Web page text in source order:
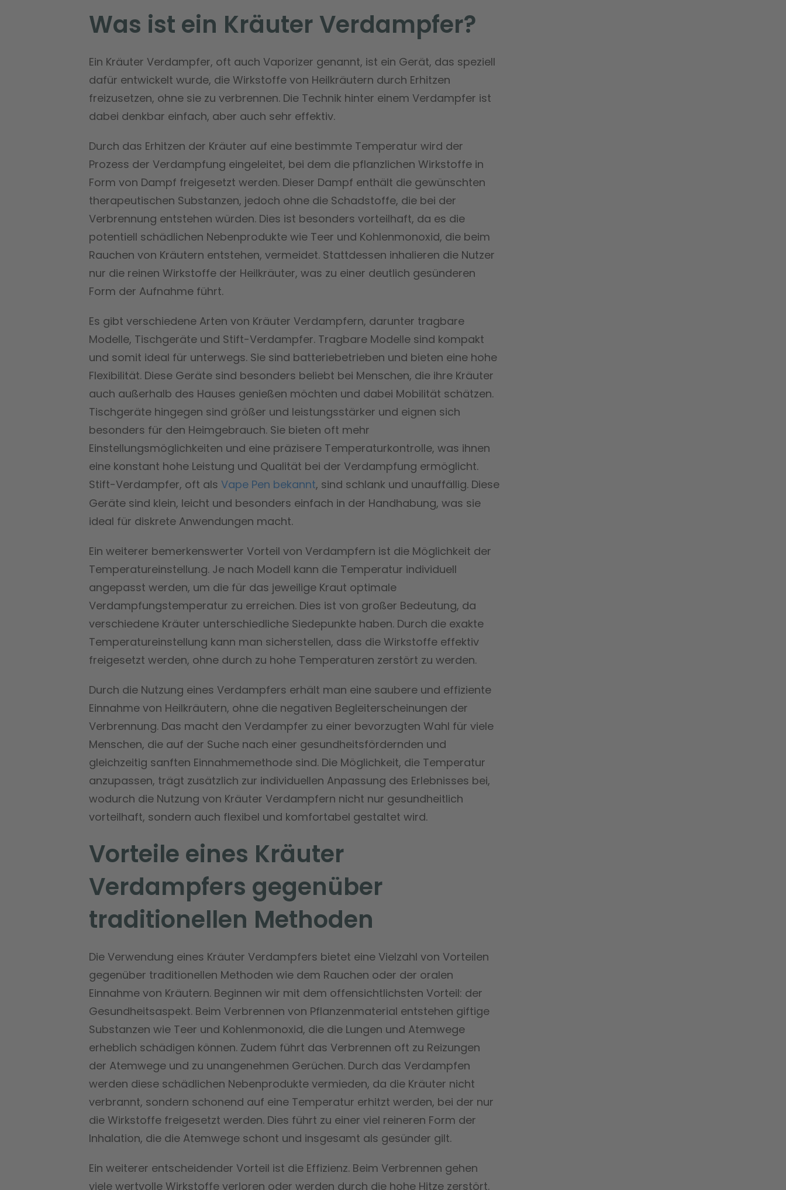
Was ist ein Kräuter Verdampfer?
Ein Kräuter Verdampfer, oft auch Vaporizer genannt, ist ein Gerät, das speziell
dafür entwickelt wurde, die Wirkstoffe von Heilkräutern durch Erhitzen
freizusetzen, ohne sie zu verbrennen. Die Technik hinter einem Verdampfer ist
dabei denkbar einfach, aber auch sehr effektiv.
Durch das Erhitzen der Kräuter auf eine bestimmte Temperatur wird der
Prozess der Verdampfung eingeleitet, bei dem die pflanzlichen Wirkstoffe in
Form von Dampf freigesetzt werden. Dieser Dampf enthält die gewünschten
therapeutischen Substanzen, jedoch ohne die Schadstoffe, die bei der
Verbrennung entstehen würden. Dies ist besonders vorteilhaft, da es die
potentiell schädlichen Nebenprodukte wie Teer und Kohlenmonoxid, die beim
Rauchen von Kräutern entstehen, vermeidet. Stattdessen inhalieren die Nutzer
nur die reinen Wirkstoffe der Heilkräuter, was zu einer deutlich gesünderen
Form der Aufnahme führt.
Es gibt verschiedene Arten von Kräuter Verdampfern, darunter tragbare
Modelle, Tischgeräte und Stift-Verdampfer. Tragbare Modelle sind kompakt
und somit ideal für unterwegs. Sie sind batteriebetrieben und bieten eine hohe
Flexibilität. Diese Geräte sind besonders beliebt bei Menschen, die ihre Kräuter
auch außerhalb des Hauses genießen möchten und dabei Mobilität schätzen.
Tischgeräte hingegen sind größer und leistungsstärker und eignen sich
besonders für den Heimgebrauch. Sie bieten oft mehr
Einstellungsmöglichkeiten und eine präzisere Temperaturkontrolle, was ihnen
eine konstant hohe Leistung und Qualität bei der Verdampfung ermöglicht.
Stift-Verdampfer, oft als Vape Pen bekannt, sind schlank und unauffällig. Diese
Geräte sind klein, leicht und besonders einfach in der Handhabung, was sie
ideal für diskrete Anwendungen macht.
Ein weiterer bemerkenswerter Vorteil von Verdampfern ist die Möglichkeit der
Temperatureinstellung. Je nach Modell kann die Temperatur individuell
angepasst werden, um die für das jeweilige Kraut optimale
Verdampfungstemperatur zu erreichen. Dies ist von großer Bedeutung, da
verschiedene Kräuter unterschiedliche Siedepunkte haben. Durch die exakte
Temperatureinstellung kann man sicherstellen, dass die Wirkstoffe effektiv
freigesetzt werden, ohne durch zu hohe Temperaturen zerstört zu werden.
Durch die Nutzung eines Verdampfers erhält man eine saubere und effiziente
Einnahme von Heilkräutern, ohne die negativen Begleiterscheinungen der
Verbrennung. Das macht den Verdampfer zu einer bevorzugten Wahl für viele
Menschen, die auf der Suche nach einer gesundheitsfördernden und
gleichzeitig sanften Einnahmemethode sind. Die Möglichkeit, die Temperatur
anzupassen, trägt zusätzlich zur individuellen Anpassung des Erlebnisses bei,
wodurch die Nutzung von Kräuter Verdampfern nicht nur gesundheitlich
vorteilhaft, sondern auch flexibel und komfortabel gestaltet wird.
Vorteile eines Kräuter
Verdampfers gegenüber
traditionellen Methoden
Die Verwendung eines Kräuter Verdampfers bietet eine Vielzahl von Vorteilen
gegenüber traditionellen Methoden wie dem Rauchen oder der oralen
Einnahme von Kräutern. Beginnen wir mit dem offensichtlichsten Vorteil: der
Gesundheitsaspekt. Beim Verbrennen von Pflanzenmaterial entstehen giftige
Substanzen wie Teer und Kohlenmonoxid, die die Lungen und Atemwege
erheblich schädigen können. Zudem führt das Verbrennen oft zu Reizungen
der Atemwege und zu unangenehmen Gerüchen. Durch das Verdampfen
werden diese schädlichen Nebenprodukte vermieden, da die Kräuter nicht
verbrannt, sondern schonend auf eine Temperatur erhitzt werden, bei der nur
die Wirkstoffe freigesetzt werden. Dies führt zu einer viel reineren Form der
Inhalation, die die Atemwege schont und insgesamt als gesünder gilt.
Ein weiterer entscheidender Vorteil ist die Effizienz. Beim Verbrennen gehen
viele wertvolle Wirkstoffe verloren oder werden durch die hohe Hitze zerstört.